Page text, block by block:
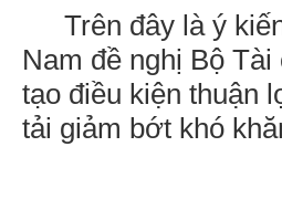
Trên đây là ý
Nam đề nghị Bộ
tạo điều kiện thuận
tải giảm bớt khó